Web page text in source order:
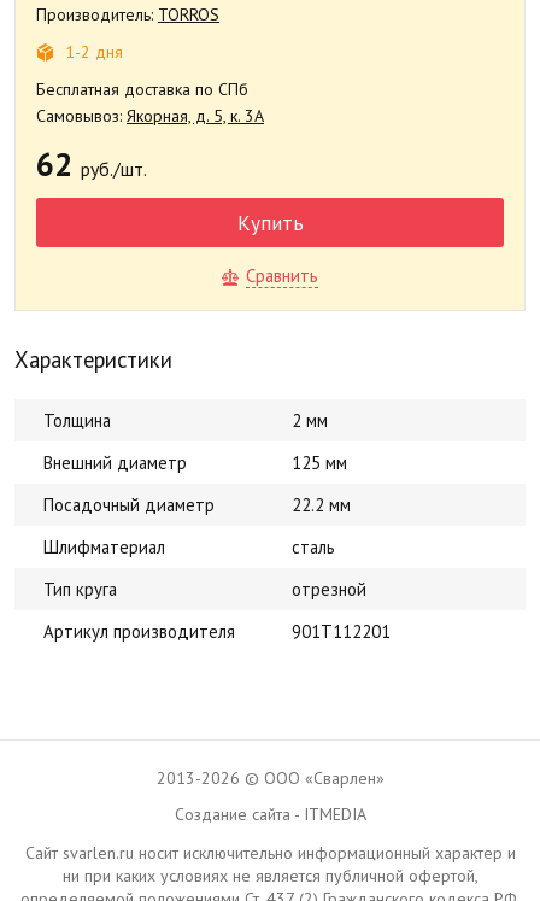
Производитель: TORROS
1-2 дня
Бесплатная доставка по СПб
Самовывоз: Якорная, д. 5, к. 3А
62 руб./шт.
Купить
Сравнить
Характеристики
Толщина
2 мм
Внешний диаметр
125 мм
Посадочный диаметр
22.2 мм
Шлифматериал
сталь
Тип круга
отрезной
Артикул производителя
901Т112201
2013-2026 © ООО «Сварлен»
Создание сайта - ITMEDIA
Сайт svarlen.ru носит исключительно информационный характер и
ни при каких условиях не является публичной офертой,